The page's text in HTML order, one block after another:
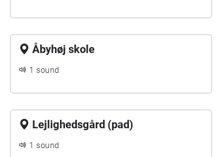
Åbyhøj skole
1 sound
Lejlighedsgård (pad)
1 sound